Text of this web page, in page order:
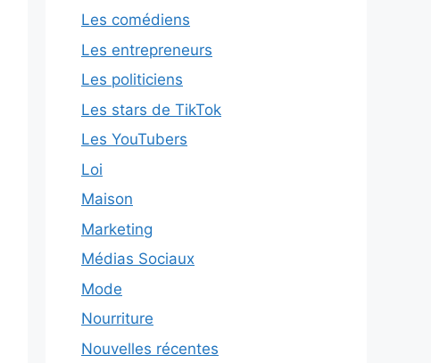
Les comédiens
Les entrepreneurs
Les politiciens
Les stars de TikTok
Les YouTubers
Loi
Maison
Marketing
Médias Sociaux
Mode
Nourriture
Nouvelles récentes